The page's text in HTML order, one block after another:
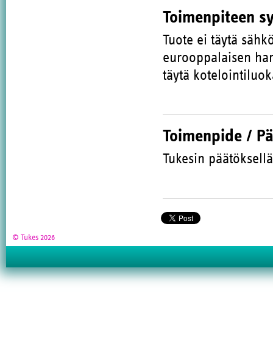
Toimenpiteen
Tuote ei täytä
eurooppalaisen
täytä
Toimenpide /
Tukesin
© Tukes 2026